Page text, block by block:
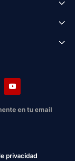
en tu email
privacidad